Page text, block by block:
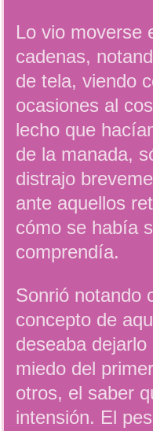
Lo vio moverse
cadenas,
de tela, viendo
ocasiones al
lecho que
de la manada,
distrajo
ante aquellos
cómo se había
comprendía.
Sonrió notando
concepto de
deseaba
miedo del
otros, el saber
intensión. El